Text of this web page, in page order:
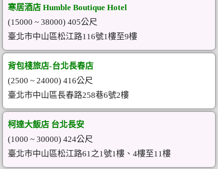
寒居酒店 Humble Boutique Hotel
(15000 ~ 38000) 405公尺
臺北市中山區松江路116號1樓至9樓
背包棧旅店-台北長春店
(2500 ~ 24000) 416公尺
臺北市中山區長春路258巷6號2樓
柯達大飯店 台北長安
(1000 ~ 30000) 424公尺
臺北市中山區松江路61之1號1樓、4樓至11樓